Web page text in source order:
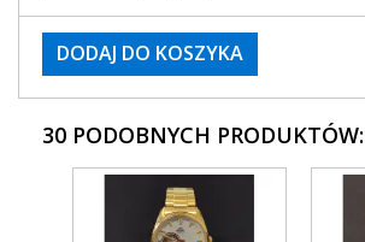
DODAJ DO KOSZYKA
30 PODOBNYCH PRODUKTÓW: